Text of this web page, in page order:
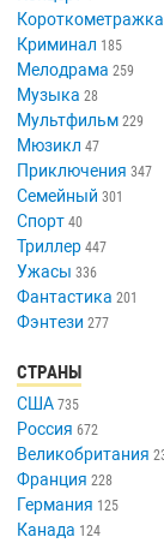
Короткометражка
Криминал 185
Мелодрама 259
Музыка 28
Мультфильм 229
Мюзикл 47
Приключения 347
Семейный 301
Спорт 40
Триллер 447
Ужасы 336
Фантастика 201
Фэнтези 277
СТРАНЫ
США 735
Россия 672
Великобритания
Франция 228
Германия 125
Канада 124